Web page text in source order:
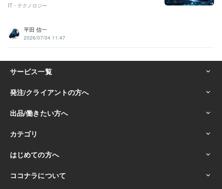
IT・テクノロジー
平田 信一
2026/07/04 11:47